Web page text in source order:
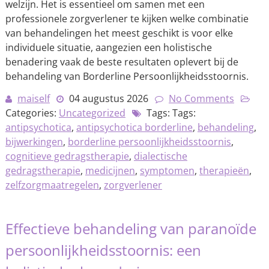
welzijn. Het is essentieel om samen met een
professionele zorgverlener te kijken welke combinatie
van behandelingen het meest geschikt is voor elke
individuele situatie, aangezien een holistische
benadering vaak de beste resultaten oplevert bij de
behandeling van Borderline Persoonlijkheidsstoornis.
maiself
04 augustus 2026
No Comments
Categories: Uncategorized
Tags: Tags:
antipsychotica, antipsychotica borderline, behandeling,
bijwerkingen, borderline persoonlijkheidsstoornis,
cognitieve gedragstherapie, dialectische
gedragstherapie, medicijnen, symptomen, therapieën,
zelfzorgmaatregelen, zorgverlener
Effectieve behandeling van paranoïde
persoonlijkheidsstoornis: een